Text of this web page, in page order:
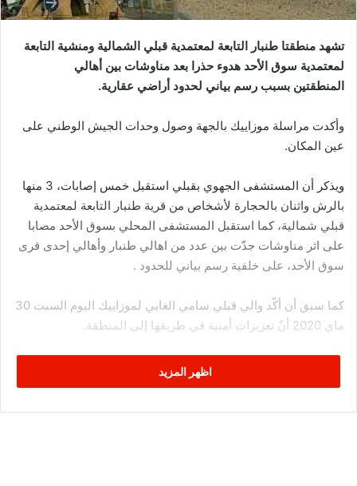
تشهد منطقتا طنبار التابعة لمعتمدية قبلي الشمالية ومنشية التابعة
لمعتمدية سوق الأحد هدوء حذرا بعد مناوشات بين أهالي
المنطقتين بسبب رسم بياني لحدود أراضي عقارية.
وأكدت مراسلة موزاييك بالجهة وصول وحدات الجيش الوطني على
عين المكان.
ويذكر أن المستشفى الجهوي بقبلي استقبل خمس إصابات، 3 منها
بالرش واثنان بالحجارة لأشخاص من قرية طنبار التابعة لمعتمدية
قبلي شمالية، كما استقبل المستشفى المحلي بسوق الأحد مصابا
على اثر مناوشات جدّت بين عدد من اهالي طنبار وأهالي إحدى قرى
سوق الأحد، على خلفية رسم بياني للحدود .
كما سبق أن أكّد والي قبلي سامي الغابي لموزاييك اليوم السبت 30
ماي 2020 أنّ تعزيزات أمنية في طريقها إلى المنطقة.
اظهر المزيد